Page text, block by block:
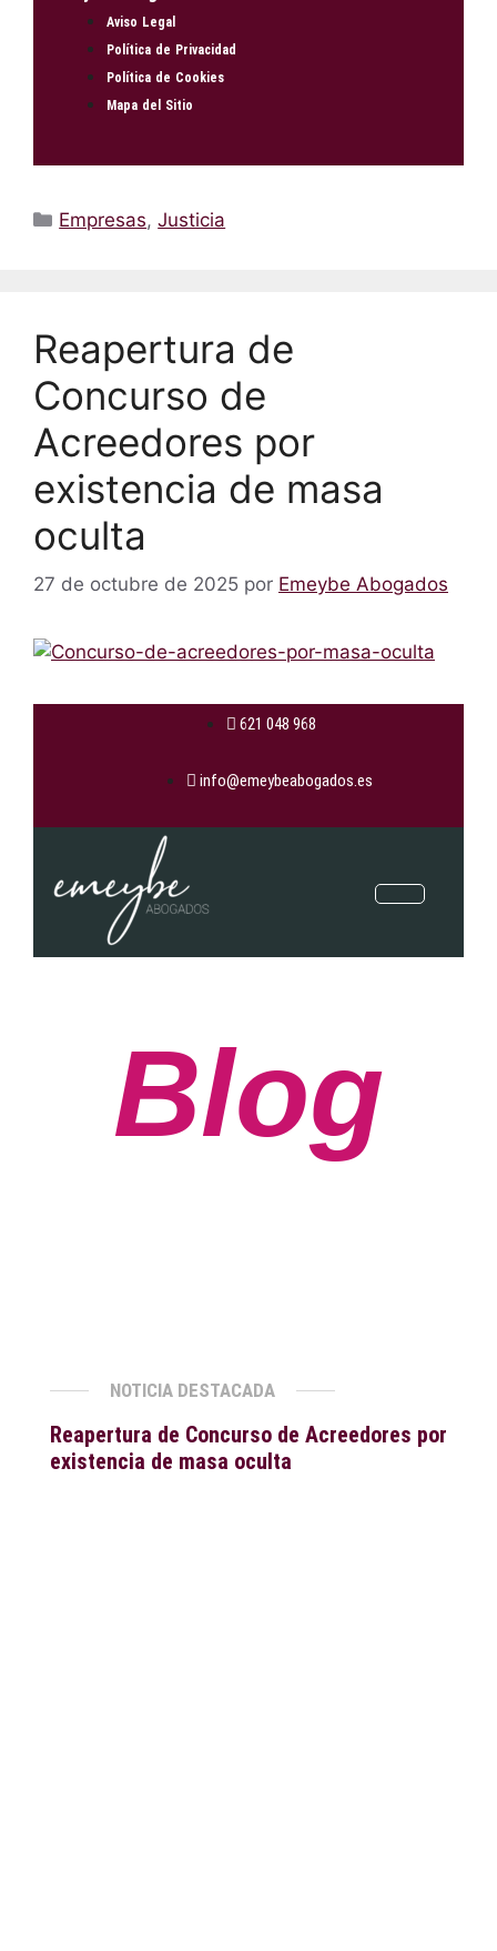
Aviso Legal
Política de Privacidad
Política de Cookies
Mapa del Sitio
Empresas,Justicia
Reapertura de
Concurso de
Acreedores por
existencia de masa
oculta
27 de octubre de 2025 por Emeybe Abogados
621 048 968
info@emeybeabogados.es
Blog
NOTICIA DESTACADA
Reapertura de Concurso de Acreedores por
existencia de masa oculta